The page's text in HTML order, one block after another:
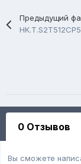
Предыдущий
0 Отзывов
Вы сможете